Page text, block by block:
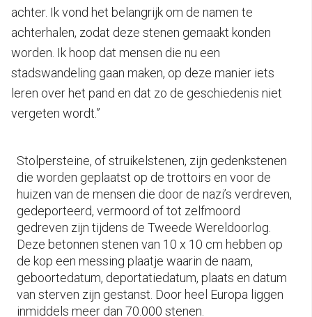
achter. Ik vond het belangrijk om de namen te
achterhalen, zodat deze stenen gemaakt konden
worden. Ik hoop dat mensen die nu een
stadswandeling gaan maken, op deze manier iets
leren over het pand en dat zo de geschiedenis niet
vergeten wordt.”
Stolpersteine, of struikelstenen, zijn gedenkstenen
die worden geplaatst op de trottoirs en voor de
huizen van de mensen die door de nazi’s verdreven,
gedeporteerd, vermoord of tot zelfmoord
gedreven zijn tijdens de Tweede Wereldoorlog.
Deze betonnen stenen van 10 x 10 cm hebben op
de kop een messing plaatje waarin de naam,
geboortedatum, deportatiedatum, plaats en datum
van sterven zijn gestanst. Door heel Europa liggen
inmiddels meer dan 70.000 stenen.